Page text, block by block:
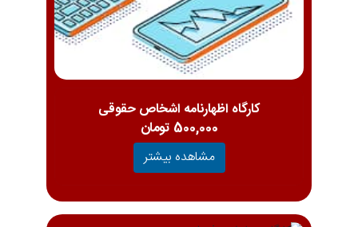
کارگاه اظهارنامه اشخاص حقوقی
500,000 تومان
مشاهده بیشتر